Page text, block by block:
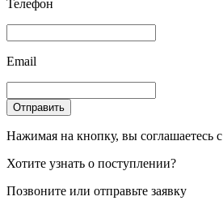
Телефон
Email
Отправить
Нажимая на кнопку, вы соглашаетесь с
Хотите узнать о поступлении?
Позвоните или отправьте заявку